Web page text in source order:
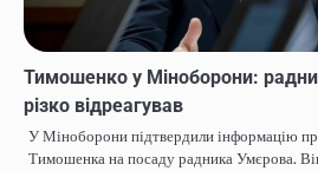
Тимошенко у Міноборони:
різко відреагував
У Міноборони підтвердили інформацію
Тимошенка на посаду радника Умєрова.